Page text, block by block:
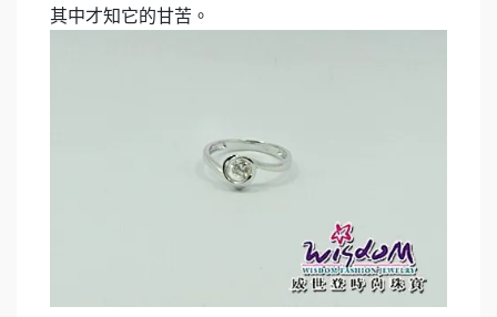
其中才知它的甘苦。